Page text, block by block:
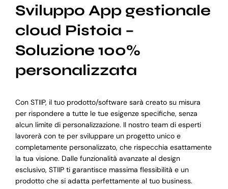
Sviluppo App gestionale
cloud Pistoia –
Soluzione 100%
personalizzata
Con STIIP, il tuo prodotto/software sarà creato su misura
per rispondere a tutte le tue esigenze specifiche, senza
alcun limite di personalizzazione. Il nostro team di esperti
lavorerà con te per sviluppare un progetto unico e
completamente personalizzato, che rispecchia esattamente
la tua visione. Dalle funzionalità avanzate al design
esclusivo, STIIP ti garantisce massima flessibilità e un
prodotto che si adatta perfettamente al tuo business.